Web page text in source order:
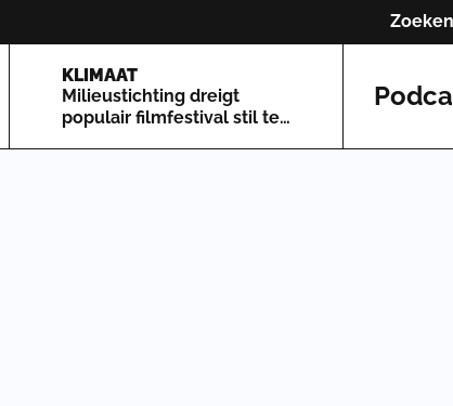
Zoeken
KLIMAAT
Milieustichting dreigt
populair filmfestival stil te